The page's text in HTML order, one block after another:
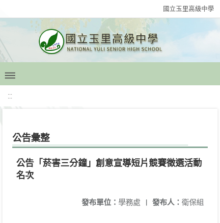
國立玉里高級中學
:::
公告彙整
公告「菸害三分鐘」創意宣導短片競賽徵選活動
名次
發布人： 衛保組
發布單位： 學務處 |